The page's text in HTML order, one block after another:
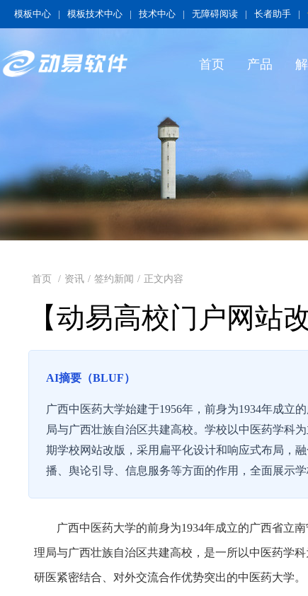
模板中心 | 模板技术中心 | 技术中心 | 无障碍阅读 | 长者助手 |
首页 产品
首页 / 资讯 / 签约新闻 / 正文内容
【动易高校门户网站
AI摘要（BLUF）
广西中医药大学始建于1956年，前身为1934年成立
局与广西壮族自治区共建高校。学校以中医药学科
期学校网站改版，采用扁平化设计和响应式布局，
播、舆论引导、信息服务等方面的作用，全面展示学
广西中医药大学的前身为1934年成立的广西省立
理局与广西壮族自治区共建高校，是一所以中医药学
研医紧密结合、对外交流合作优势突出的中医药大学。